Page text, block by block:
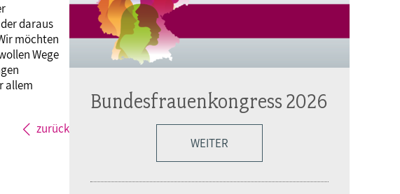
daraus
möchten
Wege
allem
zurück
Bundesfrauenkongress 2026
WEITER